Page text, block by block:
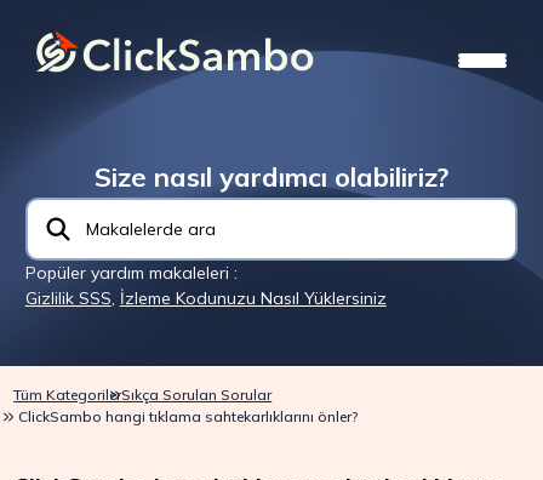
Size nasıl yardımcı olabiliriz?
Popüler yardım makaleleri :
Gizlilik SSS, İzleme Kodunuzu Nasıl Yüklersiniz
Tüm KategorilerSıkça Sorulan Sorular
ClickSambo hangi tıklama sahtekarlıklarını önler?